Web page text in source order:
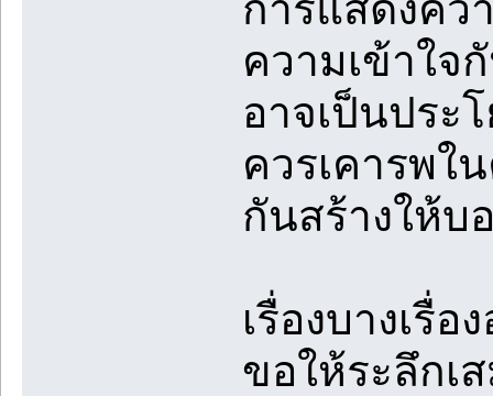
ความเข้าใจ
อาจเป็นประ
ควรเคารพใ
กันสร้างให้
เรื่องบางเรื่อ
ขอให้ระลึกเ